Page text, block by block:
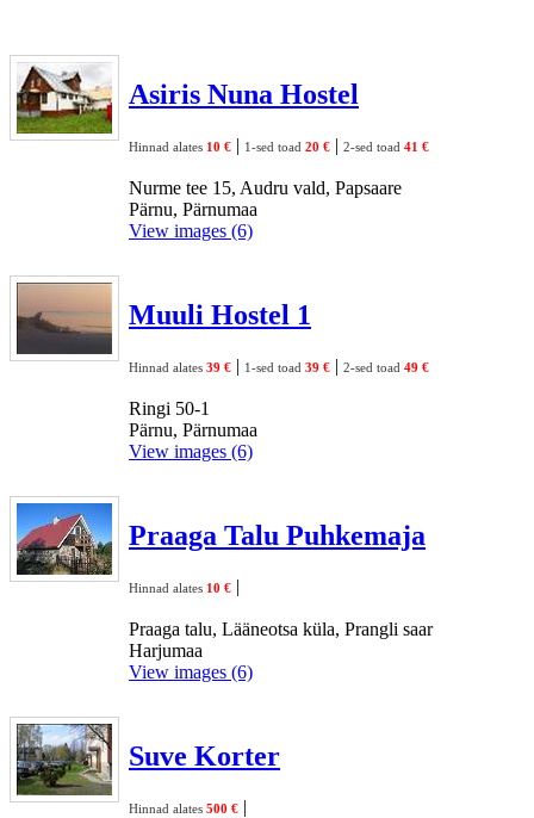
Asiris Nuna Hostel
Hinnad alates 10 € | 1-sed toad 20 € | 2-sed toad 41 €
Nurme tee 15, Audru vald, Papsaare
Pärnu, Pärnumaa
View images (6)
Muuli Hostel 1
Hinnad alates 39 € | 1-sed toad 39 € | 2-sed toad 49 €
Ringi 50-1
Pärnu, Pärnumaa
View images (6)
Praaga Talu Puhkemaja
Hinnad alates 10 € |
Praaga talu, Lääneotsa küla, Prangli saar
Harjumaa
View images (6)
Suve Korter
Hinnad alates 500 € |